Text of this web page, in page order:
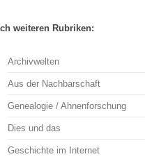
weiteren Rubriken:
Archivwelten
Aus der Nachbarschaft
Genealogie / Ahnenforschung
Dies und das
Geschichte im Internet